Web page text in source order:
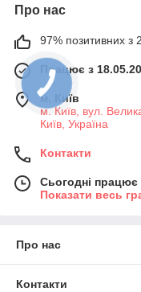
Про нас
97% позитивних з
Працює з
м. Київ
м. Київ, вул.
Київ, Україна
Контакти
Сьогодні працює
Показати весь
Про нас
Контакти